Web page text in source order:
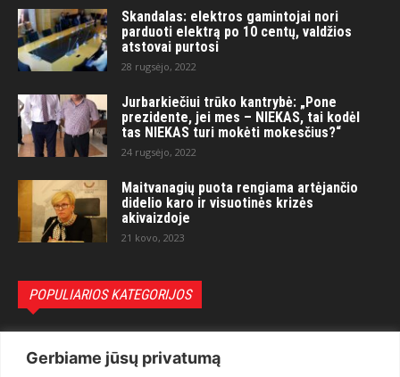
Gerbiame jūsų privatumą
Skandalas: elektros gamintojai nori
parduoti elektrą po 10 centų, valdžios
atstovai purtosi
28 rugsėjo, 2022
Jurbarkiečiui trūko kantrybė: „Pone
prezidente, jei mes – NIEKAS, tai kodėl
tas NIEKAS turi mokėti mokesčius?“
24 rugsėjo, 2022
Maitvanagių puota rengiama artėjančio
didelio karo ir visuotinės krizės
akivaizdoje
21 kovo, 2023
POPULIARIOS KATEGORIJOS